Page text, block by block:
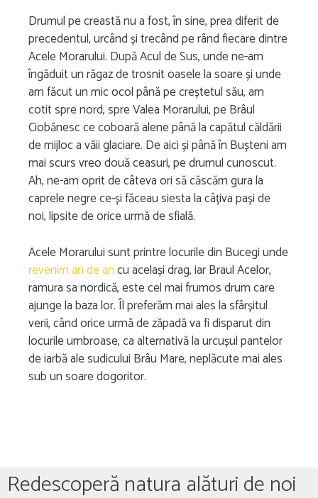
Drumul pe creastă nu a fost, în sine, prea diferit de
precedentul, urcând și trecând pe rând fiecare dintre
Acele Morarului. După Acul de Sus, unde ne-am
îngăduit un răgaz de trosnit oasele la soare și unde
am făcut un mic ocol până pe creștetul său, am
cotit spre nord, spre Valea Morarului, pe Brâul
Ciobănesc ce coboară alene până la capătul căldării
de mijloc a văii glaciare. De aici și până în Bușteni am
mai scurs vreo două ceasuri, pe drumul cunoscut.
Ah, ne-am oprit de câteva ori să căscăm gura la
caprele negre ce-și făceau siesta la câțiva pași de
noi, lipsite de orice urmă de sfială.
Acele Morarului sunt printre locurile din Bucegi unde
revenim an de ancu același drag, iar Braul Acelor,
ramura sa nordică, este cel mai frumos drum care
ajunge la baza lor. Îl preferăm mai ales la sfârșitul
verii, când orice urmă de zăpadă va fi disparut din
locurile umbroase, ca alternativă la urcușul pantelor
de iarbă ale sudicului Brâu Mare, neplăcute mai ales
sub un soare dogoritor.
Redescoperă natura alături de noi